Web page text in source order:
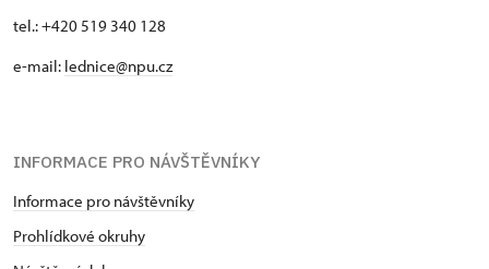
tel.: +420 519 340 128
e-mail: lednice@npu.cz
INFORMACE PRO NÁVŠTĚVNÍKY
Informace pro návštěvníky
Prohlídkové okruhy